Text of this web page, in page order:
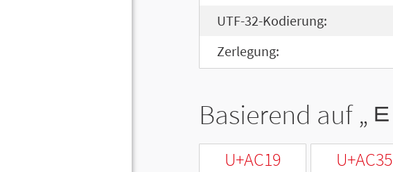
UTF-32-Kodierung:
Zerlegung:
Basierend auf „ ᇀ
U+AC19 U+AC35